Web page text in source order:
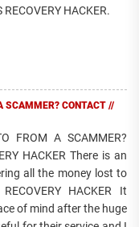
HACKER.
SCAMMER? CONTACT //
FROM A SCAMMER?
HACKER There is an
all the money lost to
HACKER It
of mind after the huge